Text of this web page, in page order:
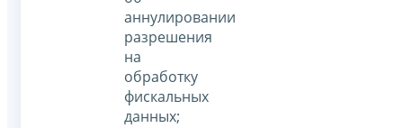
аннулировании
разрешения
на
обработку
фискальных
данных;